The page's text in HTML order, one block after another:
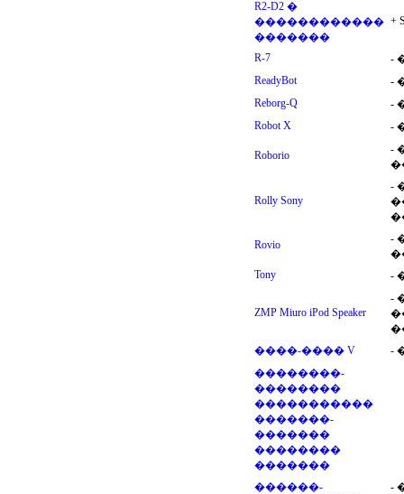
R2-D2 �
������������
�������
+
R-7
-
ReadyBot
-
Reborg-Q
-
Robot X
-
Roborio
-
Rolly Sony
-
Rovio
-
Tony
-
ZMP Miuro iPod Speaker
-
����-���� V
-
��������-
��������
�����������
�������-
�������
��������
�������
������-
-